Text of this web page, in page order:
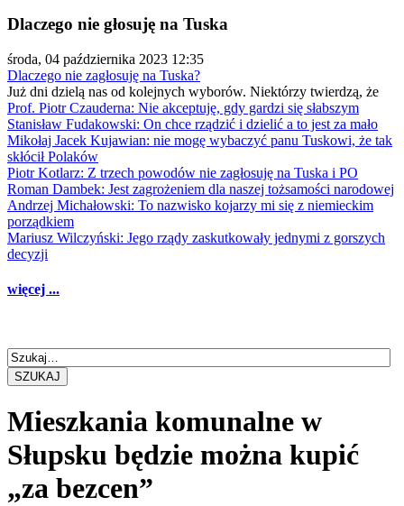
Dlaczego nie głosuję na Tuska
środa, 04 października 2023 12:35
Dlaczego nie zagłosuję na Tuska?
Już dni dzielą nas od kolejnych wyborów. Niektórzy twierdzą, że
Prof. Piotr Czauderna: Nie akceptuję, gdy gardzi się słabszym
Stanisław Fudakowski: On chce rządzić i dzielić a to jest za mało
Mikołaj Jacek Kujawian: nie mogę wybaczyć panu Tuskowi, że tak
skłócił Polaków
Piotr Kotlarz: Z trzech powodów nie zagłosuję na Tuska i PO
Roman Dambek: Jest zagrożeniem dla naszej tożsamości narodowej
Andrzej Michałowski: To nazwisko kojarzy mi się z niemieckim
porządkiem
Mariusz Wilczyński: Jego rządy zaskutkowały jednymi z gorszych
decyzji
więcej ...
SZUKAJ
Mieszkania komunalne w
Słupsku będzie można kupić
„za bezcen”